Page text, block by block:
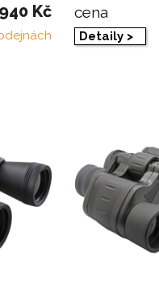
Kč cena
Detaily >